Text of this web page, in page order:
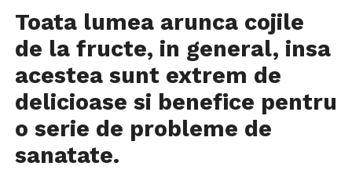
Toata lumea arunca cojile
de la fructe, in general, insa
acestea sunt extrem de
delicioase si benefice pentru
o serie de probleme de
sanatate.